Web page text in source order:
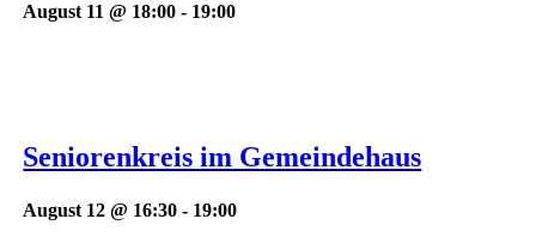
August 11 @ 18:00 - 19:00
Seniorenkreis im Gemeindehaus
August 12 @ 16:30 - 19:00